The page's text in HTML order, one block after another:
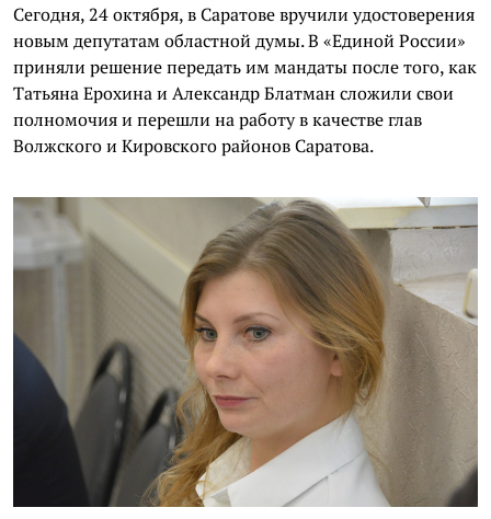
Сегодня, 24 октября, в Саратове вручили удостоверения
новым депутатам областной думы. В «Единой России»
приняли решение передать им мандаты после того, как
Татьяна Ерохина и Александр Блатман сложили свои
полномочия и перешли на работу в качестве глав
Волжского и Кировского районов Саратова.